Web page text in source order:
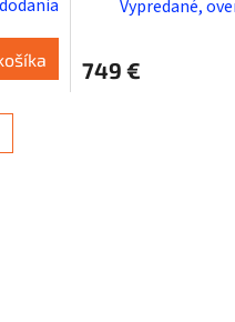
Vypredané,
749 €